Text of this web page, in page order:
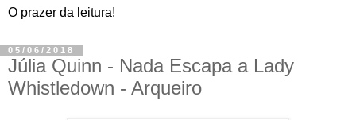
O prazer da leitura!
05/06/2018
Júlia Quinn - Nada Escapa a Lady
Whistledown - Arqueiro